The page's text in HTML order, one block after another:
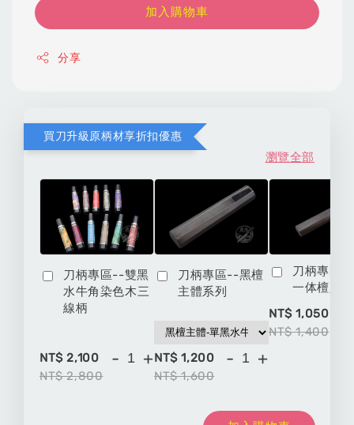
加入購物車
分享
買刀升級原柄材享折扣優惠
瀏覽全部
刀柄專區--雙黑
水牛角染色木三
線柄
NT$ 2,100
NT$ 2,800
- +
刀柄專區--黑檀
主體系列
NT$ 1,200
NT$ 1,600
- +
刀柄專區
一体檀八
NT$ 1,050
NT$ 1,400